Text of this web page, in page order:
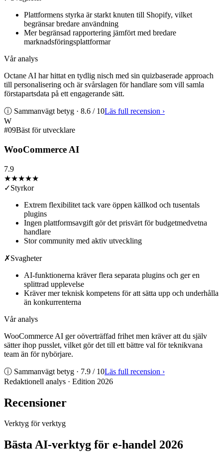
Plattformens styrka är starkt knuten till Shopify, vilket
begränsar bredare användning
Mer begränsad rapportering jämfört med bredare
marknadsföringsplattformar
Vår analys
Octane AI har hittat en tydlig nisch med sin quizbaserade approach
till personalisering och är svårslagen för handlare som vill samla
förstapartsdata på ett engagerande sätt.
ⓘ Sammanvägt betyg · 8.6 / 10Läs full recension ›
W
#09Bäst för utvecklare
WooCommerce AI
7.9
★★★★★
✓Styrkor
Extrem flexibilitet tack vare öppen källkod och tusentals
plugins
Ingen plattformsavgift gör det prisvärt för budgetmedvetna
handlare
Stor community med aktiv utveckling
✗Svagheter
AI-funktionerna kräver flera separata plugins och ger en
splittrad upplevelse
Kräver mer teknisk kompetens för att sätta upp och underhålla
än konkurrenterna
Vår analys
WooCommerce AI ger oöverträffad frihet men kräver att du själv
sätter ihop pusslet, vilket gör det till ett bättre val för teknikvana
team än för nybörjare.
ⓘ Sammanvägt betyg · 7.9 / 10Läs full recension ›
Redaktionell analys · Edition 2026
Recensioner
Verktyg för verktyg
Bästa AI-verktyg för e-handel 2026